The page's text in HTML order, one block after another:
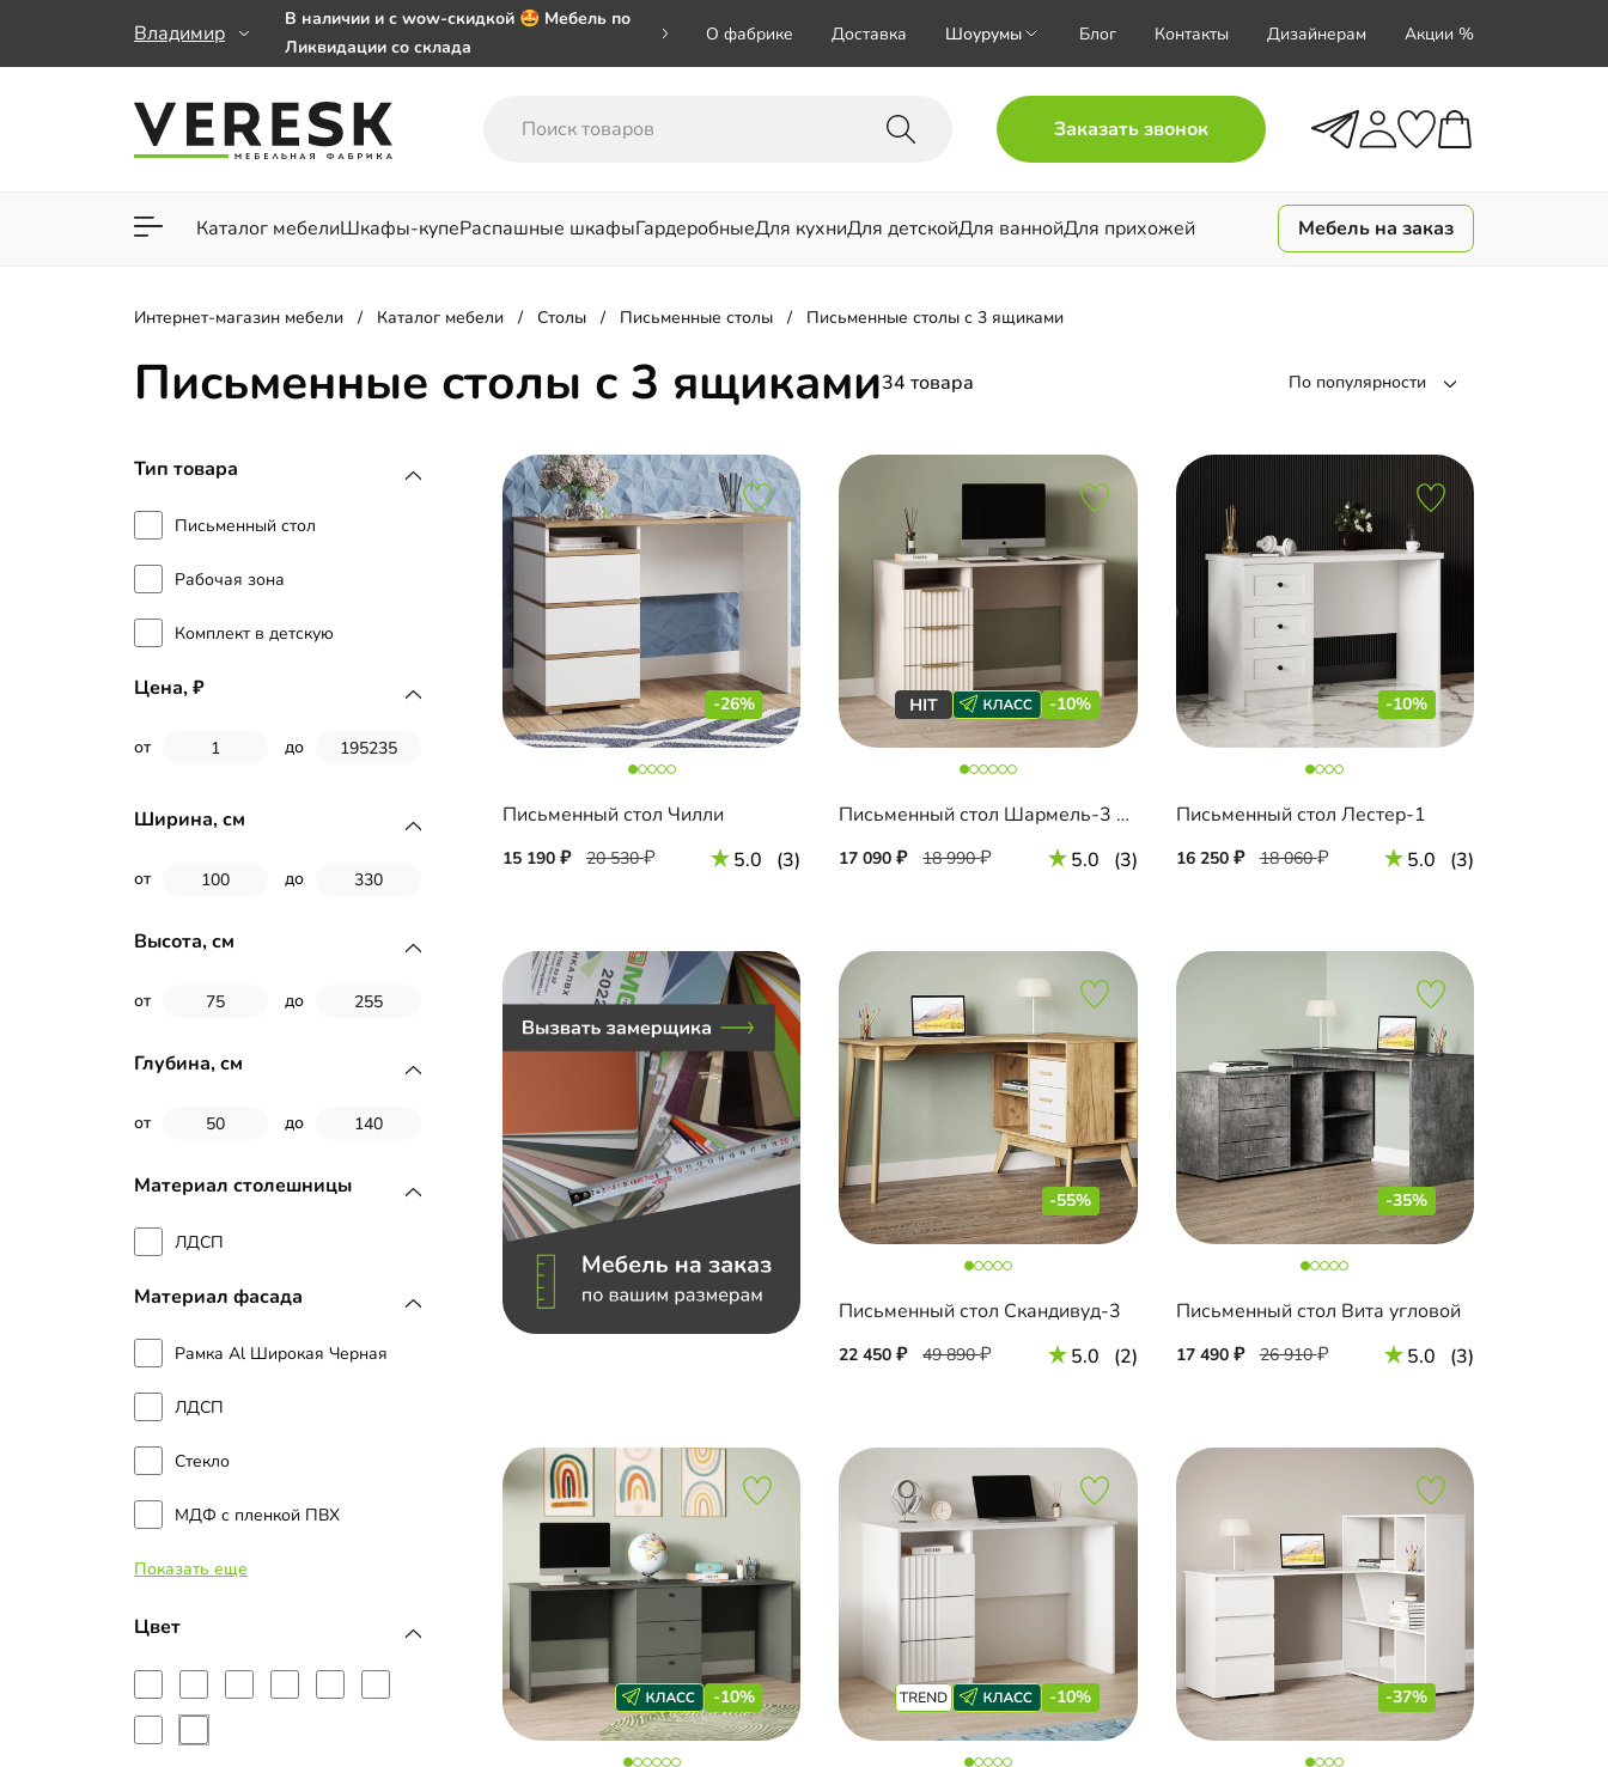
Владимир
В наличии и с wow-скидкой 🤩 Мебель по
Ликвидации со склада
заказе от 50 000 ₽
Важно! Наш Whatsapp переехал на номер
О фабрике Доставка Шоурумы Блог Контакты Дизайнерам Акции %
Заказать звонок
Каталог мебелиШкафы-купеРаспашные шкафыГардеробныеДля кухниДля детскойДля ваннойДля прихожей
Для гостиной Для спальни
Мебель на заказ
Интернет-магазин мебели Каталог мебели Столы Письменные столы Письменные столы с 3 ящиками
Письменные столы с 3 ящиками34 товара По популярности
Тип товара
Письменный стол
Рабочая зона
Комплект в детскую
Цена,
от до
Ширина, см
от до
Высота, см
от до
Глубина, см
от до
Материал столешницы
ЛДСП
Материал фасада
Рамка Al Широкая Черная
ЛДСП
Стекло
МДФ с пленкой ПВХ
МДФ с эмалью
Рамка МДФ
Стекло с пленкой Oracal
Показать еще
Цвет
-26%
Письменный стол Чилли
15 190 20 530 5.0 (3)
-10%
Письменный стол Шармель-3 Лайф
17 090 18 990 5.0 (3)
-10%
Письменный стол Лестер-1
16 250 18 060 5.0 (3)
-55%
Письменный стол Скандивуд-3
22 450 49 890 5.0 (2)
-35%
Письменный стол Вита угловой
17 490 26 910 5.0 (3)
-10% -10% -37%